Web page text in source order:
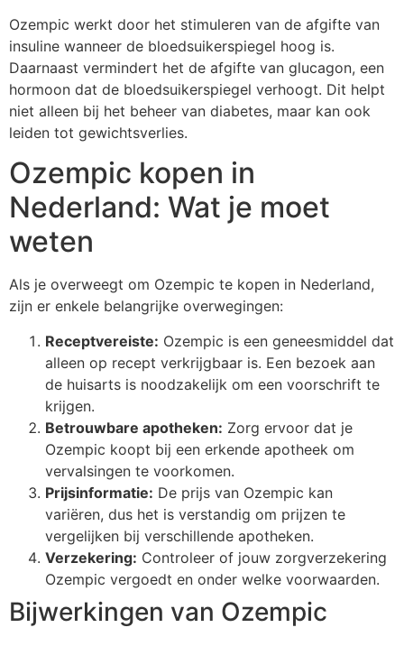
Ozempic werkt door het stimuleren van de afgifte van
insuline wanneer de bloedsuikerspiegel hoog is.
Daarnaast vermindert het de afgifte van glucagon, een
hormoon dat de bloedsuikerspiegel verhoogt. Dit helpt
niet alleen bij het beheer van diabetes, maar kan ook
leiden tot gewichtsverlies.
Ozempic kopen in
Nederland: Wat je moet
weten
Als je overweegt om Ozempic te kopen in Nederland,
zijn er enkele belangrijke overwegingen:
Receptvereiste: Ozempic is een geneesmiddel dat
alleen op recept verkrijgbaar is. Een bezoek aan
de huisarts is noodzakelijk om een voorschrift te
krijgen.
Betrouwbare apotheken: Zorg ervoor dat je
Ozempic koopt bij een erkende apotheek om
vervalsingen te voorkomen.
Prijsinformatie: De prijs van Ozempic kan
variëren, dus het is verstandig om prijzen te
vergelijken bij verschillende apotheken.
Verzekering: Controleer of jouw zorgverzekering
Ozempic vergoedt en onder welke voorwaarden.
Bijwerkingen van Ozempic